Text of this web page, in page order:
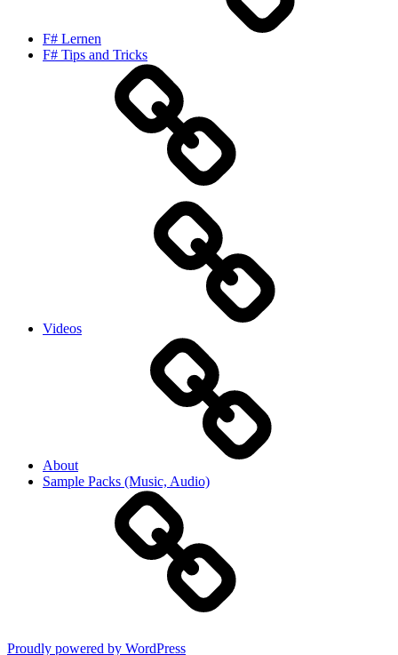
F# Lernen
F# Tips and Tricks
Videos
About
Sample Packs (Music, Audio)
Proudly powered by WordPress